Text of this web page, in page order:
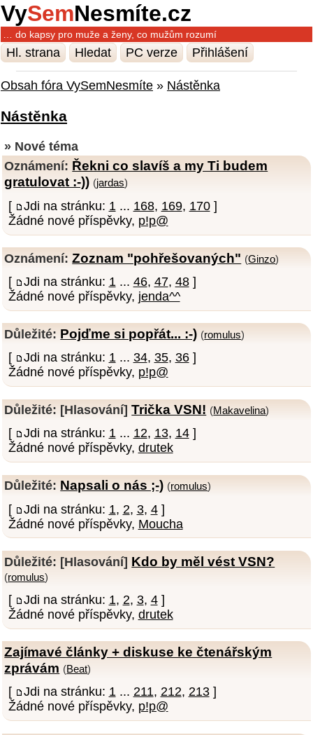
VySemNesmíte.cz
… do kapsy pro muže a ženy, co mužům rozumí
Hl. strana Hledat PC verze Přihlášení
Obsah fóra VySemNesmíte » Nástěnka
Nástěnka
» Nové téma
Oznámení: Řekni co slavíš a my Ti budem
gratulovat :-)) (jardas)
[ Jdi na stránku: 1 ... 168, 169, 170]
Žádné nové příspěvky, p!p@
Oznámení: Zoznam "pohřešovaných" (Ginzo)
[ Jdi na stránku: 1... 46, 47, 48]
Žádné nové příspěvky, jenda^^
Důležité: Pojďme si popřát... :-) (romulus)
[ Jdi na stránku: 1... 34, 35, 36]
Žádné nové příspěvky, p!p@
Důležité: [Hlasování] Trička VSN! (Makavelina)
[ Jdi na stránku: 1... 12, 13, 14]
Žádné nové příspěvky, drutek
Důležité: Napsali o nás ;-) (romulus)
[ Jdi na stránku: 1, 2, 3, 4]
Žádné nové příspěvky, Moucha
Důležité: [Hlasování] Kdo by měl vést VSN?
(romulus)
[ Jdi na stránku: 1, 2, 3, 4]
Žádné nové příspěvky, drutek
Zajímavé články + diskuse ke čtenářským
zprávám (Beat)
[ Jdi na stránku: 1... 211, 212, 213]
Žádné nové příspěvky, p!p@